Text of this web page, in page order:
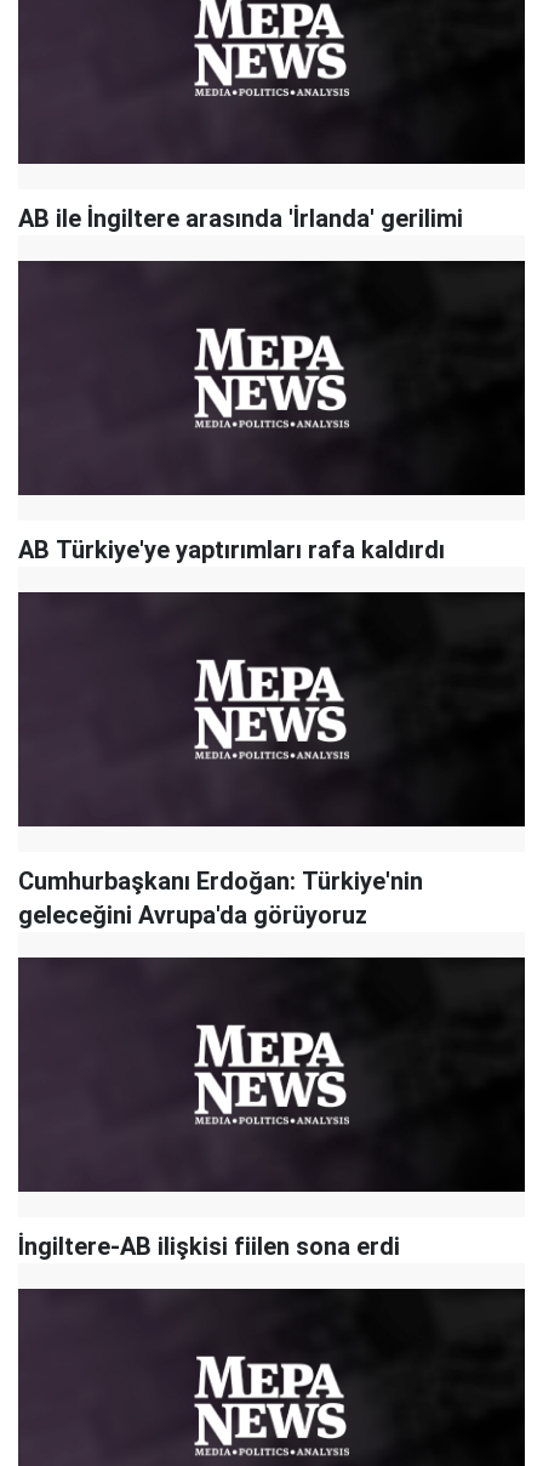
AB ile İngiltere arasında 'İrlanda' gerilimi
AB Türkiye'ye yaptırımları rafa kaldırdı
Cumhurbaşkanı Erdoğan: Türkiye'nin
geleceğini Avrupa'da görüyoruz
İngiltere-AB ilişkisi fiilen sona erdi